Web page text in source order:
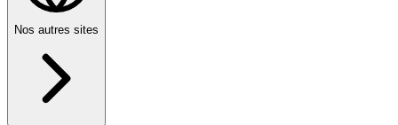
Nos autres sites